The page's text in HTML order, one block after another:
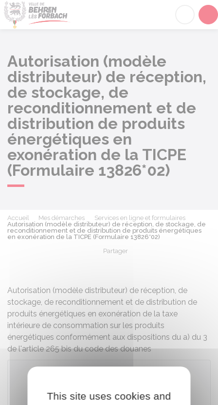
Autorisation (modèle
distributeur) de réception,
de stockage, de
reconditionnement et de
distribution de produits
énergétiques en
exonération de la TICPE
(Formulaire 13826*02)
Accueil Mes démarches
Services en ligne et formulaires
Autorisation (modèle distributeur) de réception, de stockage, de
reconditionnement et de distribution de produits énergétiques
en exonération de la TICPE (Formulaire 13826*02)
Partager
Autorisation (modèle distributeur) de réception, de
stockage, de reconditionnement et de distribution de
produits énergétiques en exonération de la taxe
intérieure de consommation sur les produits
énergétiques conformément aux dispositions du a) du 3
de l'article 265 bis du code des douanes
Télécharger le formulaire (60.9 KB)
This site uses cookies and